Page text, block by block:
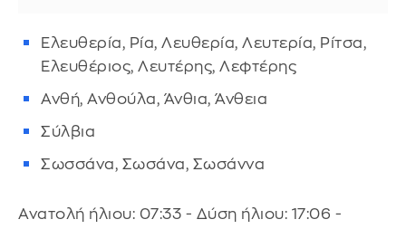
Ελευθερία, Ρία, Λευθερία, Λευτερία, Ρίτσα,
Ελευθέριος, Λευτέρης, Λεφτέρης
Ανθή, Ανθούλα, Άνθια, Άνθεια
Σύλβια
Σωσσάνα, Σωσάνα, Σωσάννα
Ανατολή ήλιου: 07:33 - Δύση ήλιου: 17:06 -